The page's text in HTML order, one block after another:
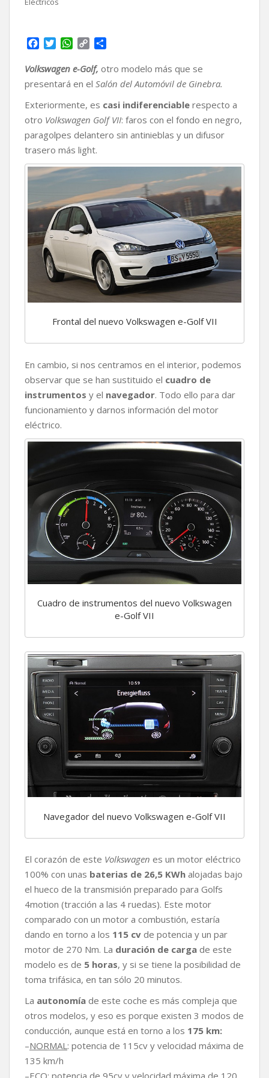
c
e
b
o
o
k
i
t
t
e
r
W
a
t
s
A
p
p
p
y
L
i
n
k
m
p
a
r
t
i
r
Volkswagen e-Golf, otro modelo más que se
presentará en el Salón del Automóvil de Ginebra.
Exteriormente, es casi indiferenciable respecto a
otro Volkswagen Golf VII: faros con el fondo en negro,
paragolpes delantero sin antinieblas y un difusor
trasero más light.
Frontal del nuevo Volkswagen e-Golf VII
En cambio, si nos centramos en el interior, podemos
observar que se han sustituido el cuadro de
instrumentos y el navegador. Todo ello para dar
funcionamiento y darnos información del motor
eléctrico.
Cuadro de instrumentos del nuevo Volkswagen
e-Golf VII
Navegador del nuevo Volkswagen e-Golf VII
El corazón de este Volkswagen es un motor eléctrico
100% con unas baterias de 26,5 KWh alojadas bajo
el hueco de la transmisión preparado para Golfs
4motion (tracción a las 4 ruedas). Este motor
comparado con un motor a combustión, estaría
dando en torno a los 115 cv de potencia y un par
motor de 270 Nm. La duración de carga de este
modelo es de 5 horas, y si se tiene la posibilidad de
toma trifásica, en tan sólo 20 minutos.
La autonomía de este coche es más compleja que
otros modelos, y eso es porque existen 3 modos de
conducción, aunque está en torno a los 175 km:
–NORMAL: potencia de 115cv y velocidad máxima de
135 km/h